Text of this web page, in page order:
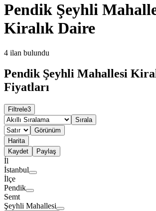
Pendik Şeyhli
Kiralık Daire
4 ilan bulundu
Pendik Şeyhli Mahallesi
Fiyatları
Filtrele3
Sırala
Görünüm
Harita
Kaydet
Paylaş
İl
İstanbul
İlçe
Pendik
Semt
Şeyhli Mahallesi